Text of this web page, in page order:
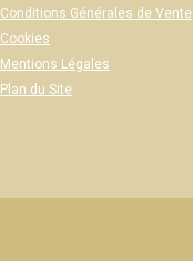
Conditions Générales de Vente
Cookies
Mentions Légales
Plan du Site